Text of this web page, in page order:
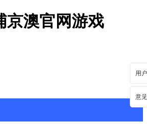
京澳官网游戏
用
意